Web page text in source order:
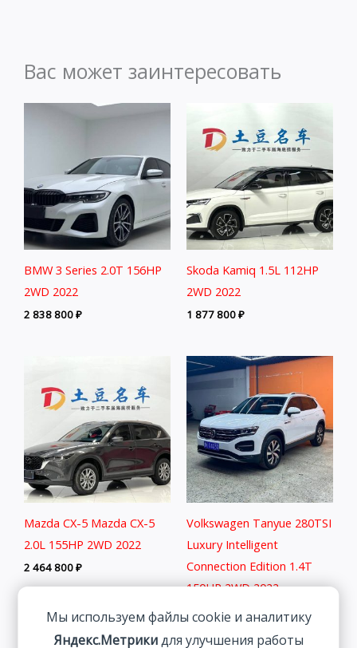
Вас может заинтересовать
BMW 3 Series 2.0T 156HP
2WD 2022
2 838 800₽
Skoda Kamiq 1.5L 112HP
2WD 2022
1 877 800₽
Mazda CX-5 Mazda CX-5
2.0L 155HP 2WD 2022
2 464 800₽
Volkswagen Tanyue 280TSI
Luxury Intelligent
Connection Edition 1.4T
150HP 2WD 2022
2 401 800
Мы используем файлы cookie и аналитику
Яндекс.Метрикидля улучшения работы